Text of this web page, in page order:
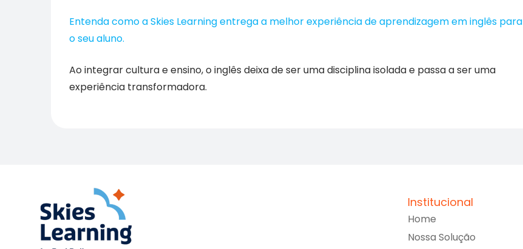
Entenda como a Skies Learning entrega a melhor experiência de aprendizagem em inglês para
o seu aluno.
Ao integrar cultura e ensino, o inglês deixa de ser uma disciplina isolada e passa a ser uma
experiência transformadora.
Institucional
Home
Nossa Solução